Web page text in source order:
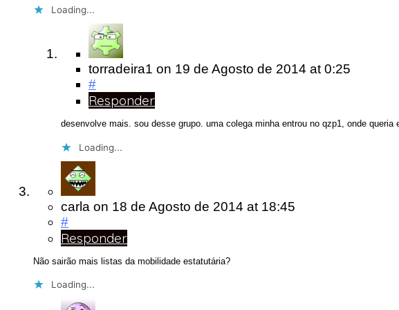
Loading...
torradeira1 on 19 de Agosto de 2014 at 0:25
#
Responder
desenvolve mais. sou desse grupo. uma colega minha entrou no qzp1, onde
Loading...
carla on 18 de Agosto de 2014 at 18:45
#
Responder
Não sairão mais listas da mobilidade estatutária?
Loading...